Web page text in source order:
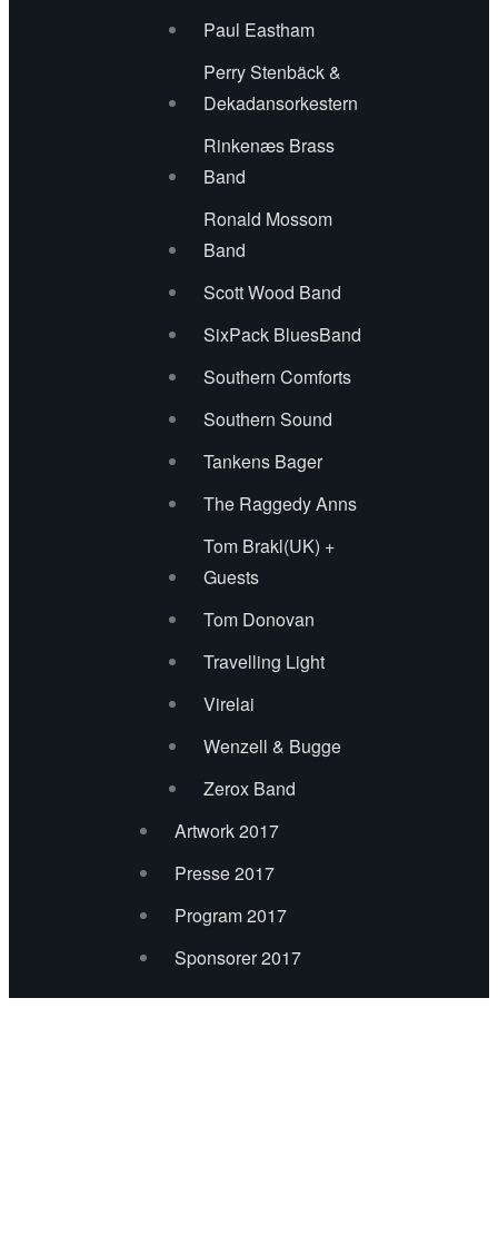
Nuværende bestyrelse
Bliv medlem
Bliv Frivillig
Indsamling i 2024/2025
Paul Eastham
Perry Stenbäck &
Dekadansorkestern
Rinkenæs Brass
Band
Ronald Mossom
Band
Scott Wood Band
SixPack BluesBand
Southern Comforts
Southern Sound
Tankens Bager
The Raggedy Anns
Tom Brakl(UK) +
Guests
Tom Donovan
Travelling Light
Virelai
Wenzell & Bugge
Zerox Band
Artwork 2017
Presse 2017
Program 2017
Sponsorer 2017